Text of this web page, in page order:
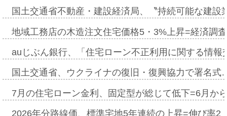
国土交通省不動産・建設経済局、〝持続可能な建
地域工務店の木造注文住宅価格5・3%上昇=経済調
auじぶん銀行、「住宅ローン不正利用に関する情
国土交通省、ウクライナの復旧・復興協力で署名
7月の住宅ローン金利、固定型が総じて低下=6月か
2026年分路線価、標準宅地5年連続の上昇=伸び率